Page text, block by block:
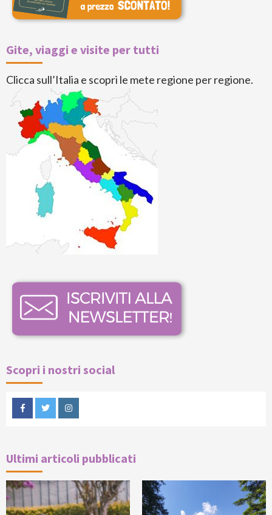
Gite, viaggi e visite per tutti
Clicca sull’Italia e scopri le mete regione per regione.
Scopri i nostri social
FacebookTwitterInstagram
Ultimi articoli pubblicati